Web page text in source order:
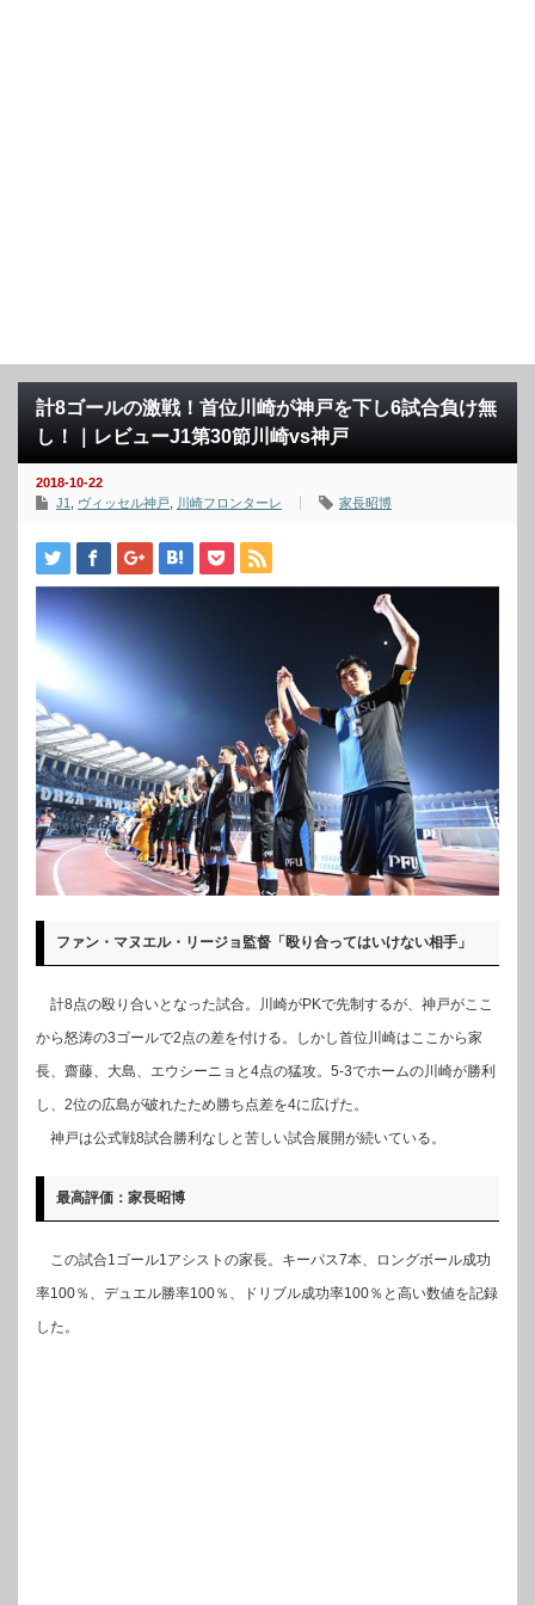
計8ゴールの激戦！首位川崎が神戸を下し6試合負け無
し！｜レビューJ1第30節川崎vs神戸
2018-10-22
J1
ヴィッセル神戸 川崎フロンターレ 家長昭博
ファン・マヌエル・リージョ監督「殴り合ってはいけない相手」
計8点の殴り合いとなった試合。川崎がPKで先制するが、神戸がここ
から怒涛の3ゴールで2点の差を付ける。しかし首位川崎はここから家
長、齋藤、大島、エウシーニョと4点の猛攻。5-3でホームの川崎が勝利
し、2位の広島が破れたため勝ち点差を4に広げた。
神戸は公式戦8試合勝利なしと苦しい試合展開が続いている。
最高評価：家長昭博
この試合1ゴール1アシストの家長。キーパス7本、ロングボール成功
率100％、デュエル勝率100％、ドリブル成功率100％と高い数値を記録
した。